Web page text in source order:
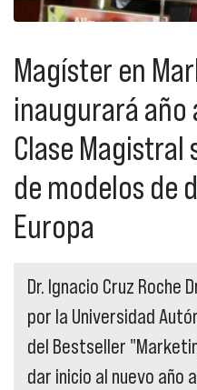
Magíster en
inaugurará año
Clase
de modelos de
Europa
Dr. Ignacio Cruz Roche
por la Universidad
del Bestseller
dar inicio al nuevo año